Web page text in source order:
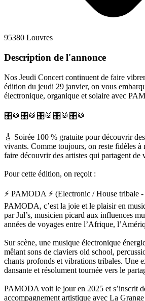
95380 Louvres
Description de l'annonce
Nos Jeudi Concert continuent de faire
édition du jeudi 29 janvier, on vous
électronique, organique et solaire avec
🎛️🥁🎛️🥁🎛️🥁🎛️🥁🎛️🥁
🎸 Soirée 100 % gratuite pour découvrir
vivants. Comme toujours, on reste fidèles à
faire découvrir des artistes qui partagent de
Pour cette édition, on reçoit :
⚡ PAMODA ⚡ (Electronic / House tribale
PAMODA, c’est la joie et le plaisir en
par Jul’s, musicien picard aux influences
années de voyages entre l’Afrique,
Sur scène, une musique électronique
mêlant sons de claviers old school,
chants profonds et vibrations tribales. Une
dansante et résolument tournée vers le
PAMODA voit le jour en 2025 et s’inscrit
accompagnement artistique avec La